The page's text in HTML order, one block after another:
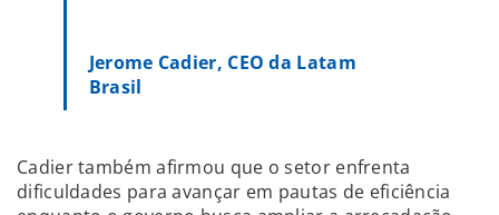
Jerome Cadier, CEO da Latam
Brasil
Cadier também afirmou que o setor enfrenta
dificuldades para avançar em pautas de eficiência